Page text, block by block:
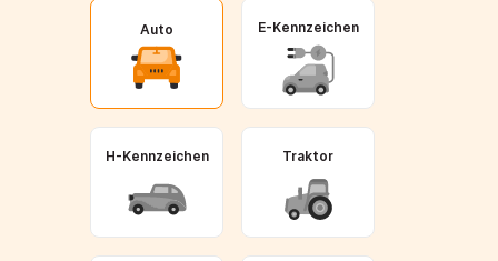
Auto E-Kennzeichen
H-Kennzeichen Traktor